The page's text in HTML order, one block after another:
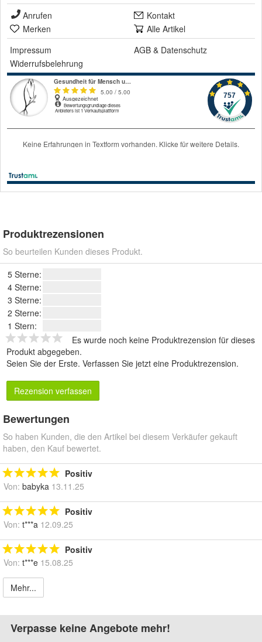
Anrufen
Kontakt
Merken
Alle Artikel
Impressum
AGB & Datenschutz
Widerrufsbelehrung
Produktrezensionen
So beurteilen Kunden dieses Produkt.
5 Sterne:
4 Sterne:
3 Sterne:
2 Sterne:
1 Stern:
Es wurde noch keine Produktrezension für dieses
Produkt abgegeben.
Seien Sie der Erste. Verfassen Sie jetzt eine Produktrezension.
Rezension verfassen
Bewertungen
So haben Kunden, die den Artikel bei diesem Verkäufer gekauft
haben, den Kauf bewertet.
Positiv
Von: babyka 13.11.25
Positiv
Von: t***a 12.09.25
Positiv
Von: t***e 15.08.25
Mehr...
Verpasse keine Angebote mehr!